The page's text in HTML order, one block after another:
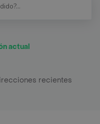
actual
recientes